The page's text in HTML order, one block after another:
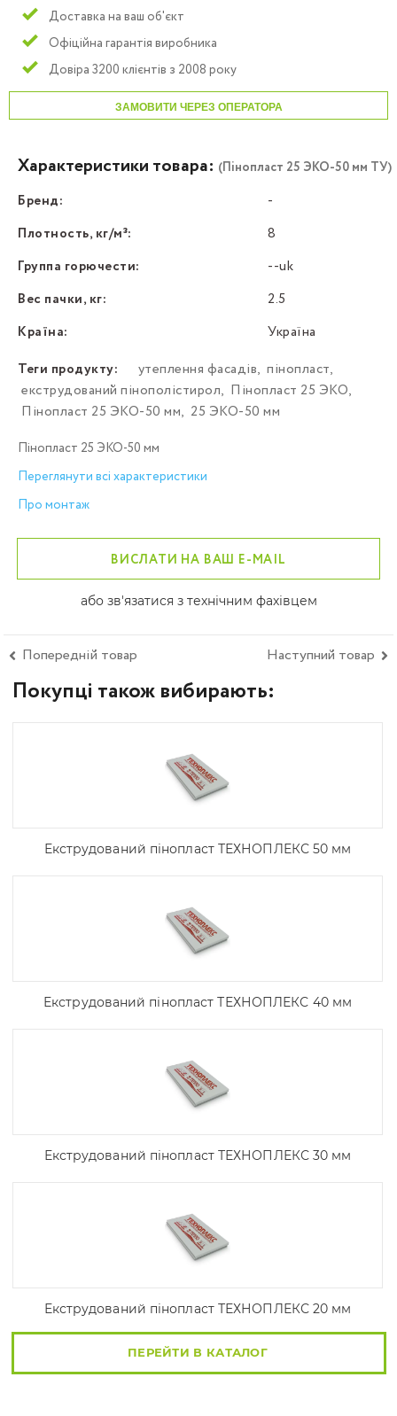
Доставка на ваш об'єкт
Офіційна гарантія виробника
Довіра 3200 клієнтів з 2008 року
ЗАМОВИТИ ЧЕРЕЗ ОПЕРАТОРА
Характеристики товара: (Пінопласт 25 ЭКО-50 мм ТУ)
Бренд:
-
Плотность, кг/м³:
8
Группа горючести:
--uk
Вес пачки, кг:
2.5
Країна:
Україна
Теги продукту:
утеплення фасадів, пінопласт,
екструдований пінополістирол, Пінопласт 25 ЭКО,
Пінопласт 25 ЭКО-50 мм, 25 ЭКО-50 мм
Пінопласт 25 ЭКО-50 мм
Переглянути всі характеристики
Про монтаж
ВИСЛАТИ НА ВАШ E-MAIL
або зв'язатися з технічним фахівцем
Попередній товар Наступний товар
Покупці також вибирають:
Екструдований пінопласт ТЕХНОПЛЕКС 50 мм
Екструдований пінопласт ТЕХНОПЛЕКС 40 мм
Екструдований пінопласт ТЕХНОПЛЕКС 30 мм
Екструдований пінопласт ТЕХНОПЛЕКС 20 мм
ПЕРЕЙТИ В КАТАЛОГ